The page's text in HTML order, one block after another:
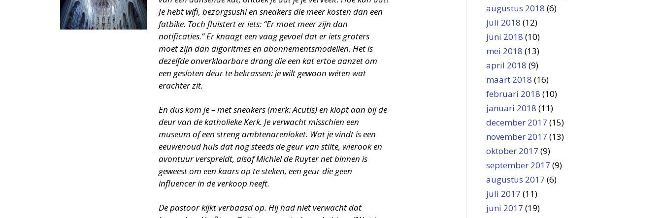
Je hebt wifi, bezorgsushi en sneakers die meer kosten dan een
fatbike. Toch fluistert er iets: “Er moet meer zijn dan
notificaties.” Er knaagt een vaag gevoel dat er iets groters
moet zijn dan algoritmes en abonnementsmodellen. Het is
dezelfde onverklaarbare drang die een kat ertoe aanzet om
een gesloten deur te bekrassen: je wilt gewoon wéten wat
erachter zit.
En dus kom je – met sneakers (merk: Acutis) en klopt aan bij de
deur van de katholieke Kerk. Je verwacht misschien een
museum of een streng ambtenarenloket. Wat je vindt is een
eeuwenoud huis dat nog steeds de geur van stilte, wierook en
avontuur verspreidt, alsof Michiel de Ruyter net binnen is
geweest om een kaars op te steken, een geur die geen
influencer in de verkoop heeft.
De pastoor kijkt verbaasd op. Hij had niet verwacht dat
augustus 2018 (6)
juli 2018 (12)
juni 2018 (10)
mei 2018 (13)
april 2018 (9)
maart 2018 (16)
februari 2018 (10)
januari 2018 (11)
december 2017 (15)
november 2017 (13)
oktober 2017 (9)
september 2017 (9)
augustus 2017 (6)
juli 2017 (11)
juni 2017 (19)